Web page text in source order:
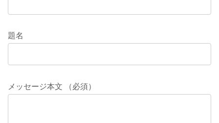
題名
メッセージ本文 （必須）